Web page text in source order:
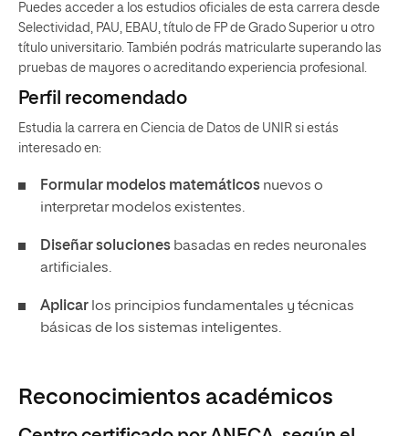
Puedes acceder a los estudios oficiales de esta carrera desde
Selectividad, PAU, EBAU, título de FP de Grado Superior u otro
título universitario. También podrás matricularte superando las
pruebas de mayores o acreditando experiencia profesional.
Perfil recomendado
Estudia la carrera en Ciencia de Datos de UNIR si estás
interesado en:
Formular modelos matemáticos nuevos o
interpretar modelos existentes.
Diseñar soluciones basadas en redes neuronales
artificiales.
Aplicar los principios fundamentales y técnicas
básicas de los sistemas inteligentes.
Reconocimientos académicos